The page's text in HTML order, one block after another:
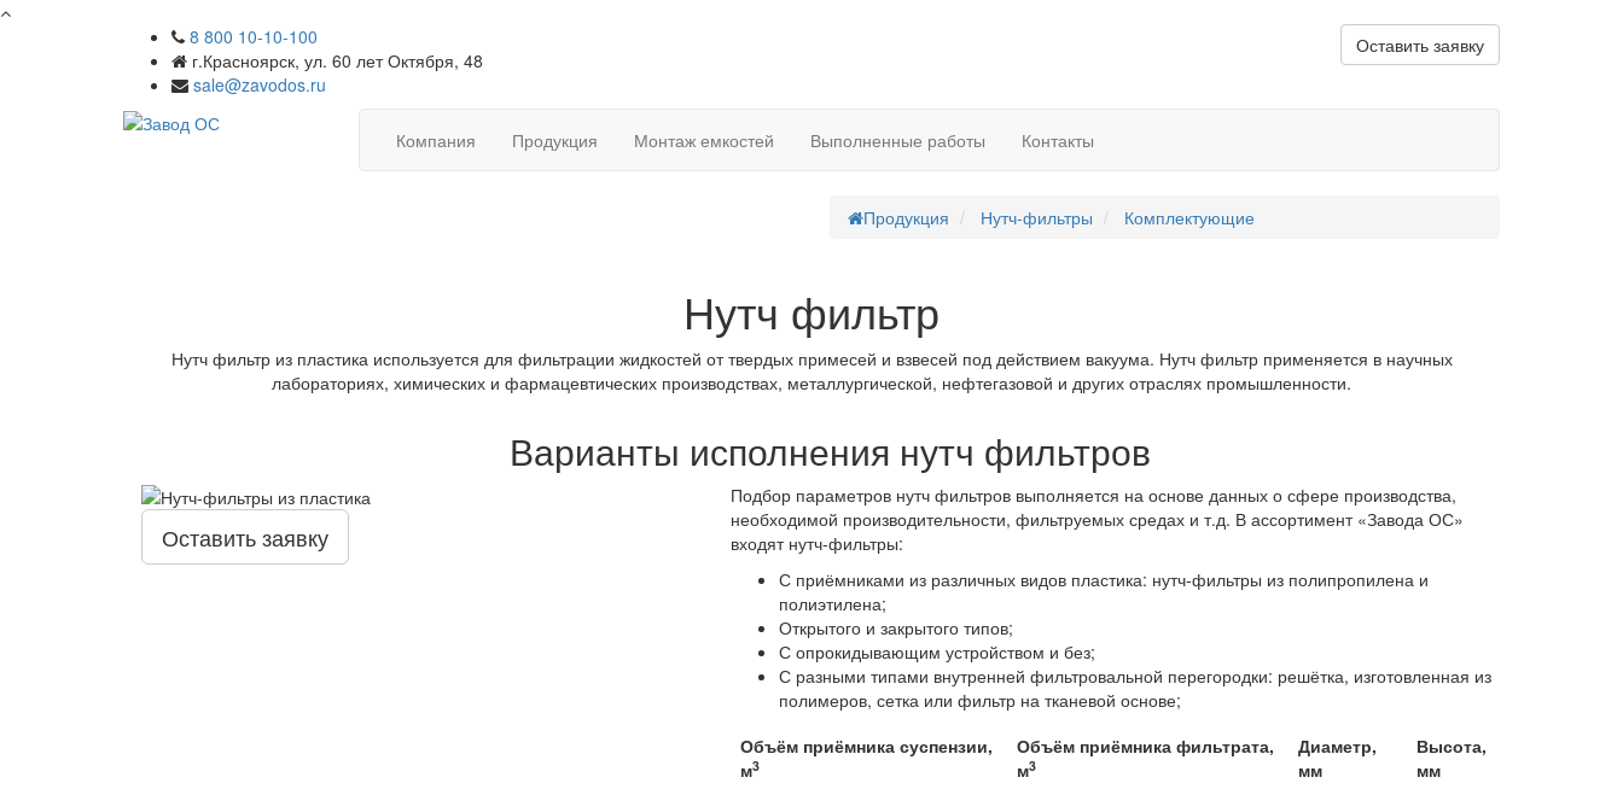
8 800 10-10-100
г.Красноярск, ул. 60 лет Октября, 48
sale@zavodos.ru
Оставить заявку
Компания Продукция Монтаж емкостей Выполненные работы Контакты
Продукция Нутч-фильтры Комплектующие
Нутч фильтр
Нутч фильтр из пластика используется для фильтрации жидкостей от твердых примесей и взвесей под действием вакуума. Нутч фильтр применяется в научных
лабораториях, химических и фармацевтических производствах, металлургической, нефтегазовой и других отраслях промышленности.
Варианты исполнения нутч фильтров
Оставить заявку
Подбор параметров нутч фильтров выполняется на основе данных о сфере производства,
необходимой производительности, фильтруемых средах и т.д. В ассортимент «Завода ОС»
входят нутч-фильтры:
С приёмниками из различных видов пластика: нутч-фильтры из полипропилена и
полиэтилена;
Открытого и закрытого типов;
С опрокидывающим устройством и без;
С разными типами внутренней фильтровальной перегородки: решётка, изготовленная из
полимеров, сетка или фильтр на тканевой основе;
Объём приёмника суспензии,
м3
Объём приёмника фильтрата,
м3
Диаметр,
мм
Высота,
мм